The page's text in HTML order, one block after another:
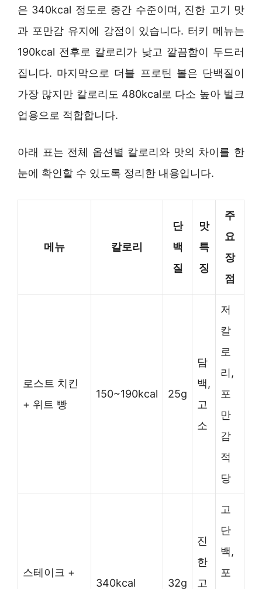
은 340kcal 정도로 중간 수준이며, 진한 고기 맛
과 포만감 유지에 강점이 있습니다. 터키 메뉴는
190kcal 전후로 칼로리가 낮고 깔끔함이 두드러
집니다. 마지막으로 더블 프로틴 볼은 단백질이
가장 많지만 칼로리도 480kcal로 다소 높아 벌크
업용으로 적합합니다.
아래 표는 전체 옵션별 칼로리와 맛의 차이를 한
눈에 확인할 수 있도록 정리한 내용입니다.
메뉴 칼로리
단
백
질
맛
특
징
주
요
장
점
로스트 치킨
+ 위트 빵
150~190kcal 25g
담
백,
고
소
저
칼
로
리,
포
만
감
적
당
스테이크 +
340kcal 32g
진
한
고
고
단
백,
포